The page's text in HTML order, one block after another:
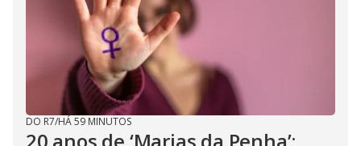
DO R7/HÁ 59 MINUTOS